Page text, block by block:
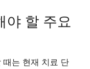
야 할 주요
때는 현재 치료 단